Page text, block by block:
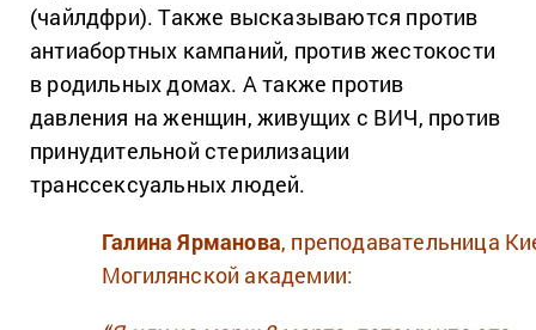
(чайлдфри). Также высказываются против
антиабортных кампаний, против жестокости
в родильных домах. А также против
давления на женщин, живущих с ВИЧ, против
принудительной стерилизации
транссексуальных людей.
Галина Ярманова, преподавательница
Могилянской академии: